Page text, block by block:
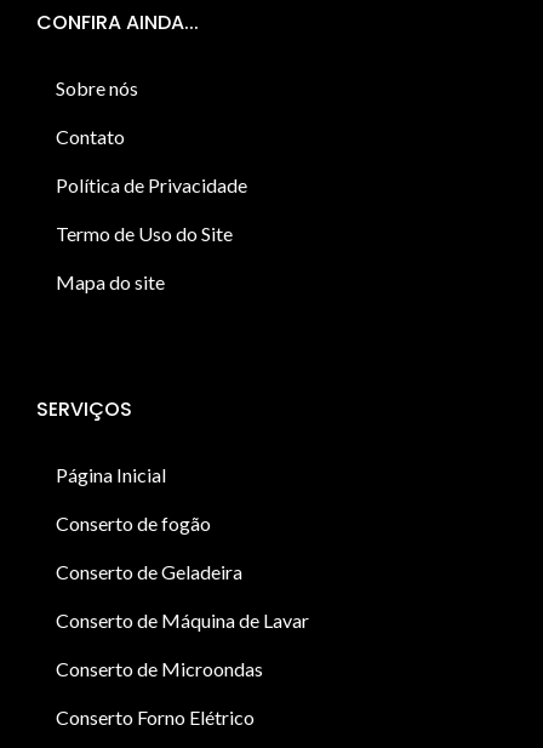
CONFIRA AINDA...
Sobre nós
Contato
Política de Privacidade
Termo de Uso do Site
Mapa do site
SERVIÇOS
Página Inicial
Conserto de fogão
Conserto de Geladeira
Conserto de Máquina de Lavar
Conserto de Microondas
Conserto Forno Elétrico